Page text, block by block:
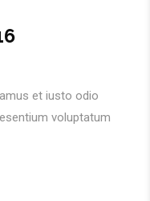
et iusto odio
voluptatum